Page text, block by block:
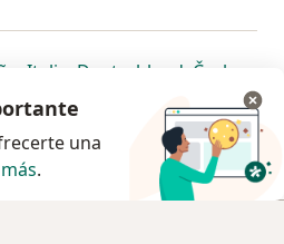
pestaña
en una nueva pestaña
se abre en una nueva pestaña
Italia se abre en una nueva
Deutschlandse abre en
Česko
una nueva pestaña
abre en una nueva pestaña
Chile se abre en una nueva pestaña
Brasil se abre en una nueva
se abre en
se
se abre en una nueva
© 2026 - Encuentra tu
una
.